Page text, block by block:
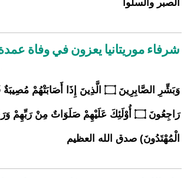
الصبر والسلوا
شرفاء موريتانيا يعزون في وفاة
وَبَشِّرِ الصَّابِرِينَ ۝ الَّذِينَ إِذَا أَصَابَتْهُمْ
رَاجِعُونَ ۝ أُوْلَئِكَ عَلَيْهِمْ صَلَوَاتٌ مِنْ
الْمُهْتَدُونَ) صدق الله العظيم